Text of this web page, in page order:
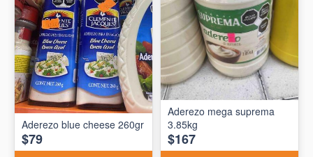
Aderezo blue cheese 260gr
$79
Aderezo mega suprema
3.85kg
$167